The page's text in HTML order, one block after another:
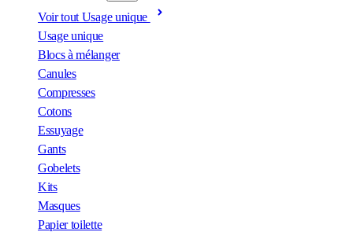
Voir tout Usage unique
Usage unique
Blocs à mélanger
Canules
Compresses
Cotons
Essuyage
Gants
Gobelets
Kits
Masques
Papier toilette